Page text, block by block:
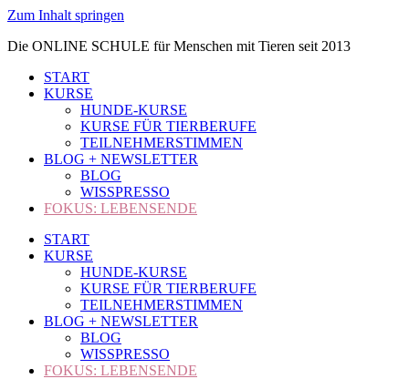
Zum Inhalt springen
Die ONLINE SCHULE für Menschen mit Tieren seit 2013
START
KURSE
HUNDE-KURSE
KURSE FÜR TIERBERUFE
TEILNEHMERSTIMMEN
BLOG + NEWSLETTER
BLOG
WISSPRESSO
FOKUS: LEBENSENDE
START
KURSE
HUNDE-KURSE
KURSE FÜR TIERBERUFE
TEILNEHMERSTIMMEN
BLOG + NEWSLETTER
BLOG
WISSPRESSO
FOKUS: LEBENSENDE